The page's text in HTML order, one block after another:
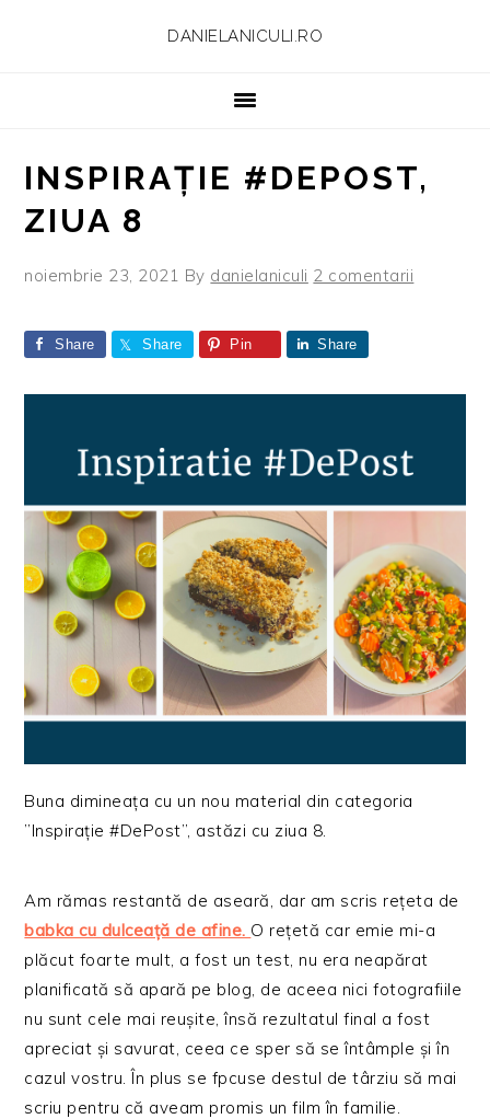
DANIELANICULI.RO
INSPIRAȚIE #DEPOST,
ZIUA 8
noiembrie 23, 2021 By danielaniculi 2 comentarii
Share Share Pin Share
Buna dimineața cu un nou material din categoria
”Inspirație #DePost”, astăzi cu ziua 8.
Am rămas restantă de aseară, dar am scris rețeta de
babka cu dulceață de afine. O rețetă car emie mi-a
plăcut foarte mult, a fost un test, nu era neapărat
planificată să apară pe blog, de aceea nici fotografiile
nu sunt cele mai reușite, însă rezultatul final a fost
apreciat și savurat, ceea ce sper să se întâmple și în
cazul vostru. În plus se fpcuse destul de târziu să mai
scriu pentru că aveam promis un film în familie.